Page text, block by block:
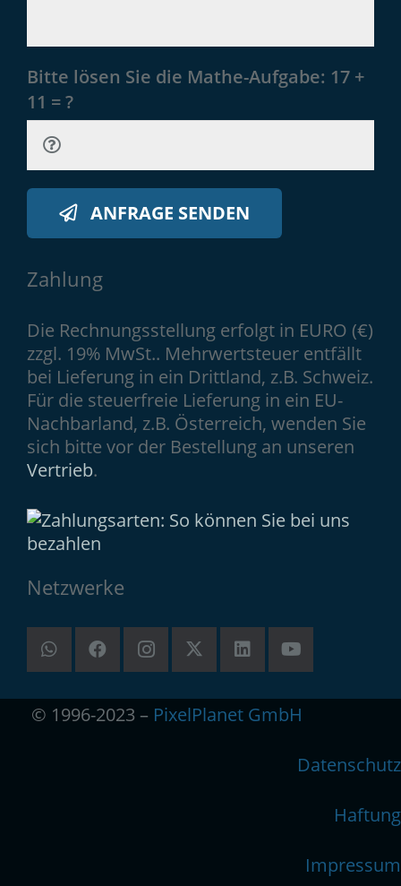
Bitte lösen Sie die Mathe-Aufgabe: 17 +
11 = ?
ANFRAGE SENDEN
Zahlung
Die Rechnungsstellung erfolgt in EURO (€)
zzgl. 19% MwSt.. Mehrwertsteuer entfällt
bei Lieferung in ein Drittland, z.B. Schweiz.
Für die steuerfreie Lieferung in ein EU-
Nachbarland, z.B. Österreich, wenden Sie
sich bitte vor der Bestellung an unseren
Vertrieb.
Netzwerke
© 1996-2023 – PixelPlanet GmbH
Datenschutz
Haftung
Impressum